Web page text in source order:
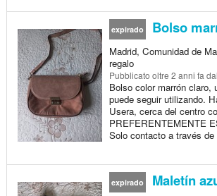
expirado Bolso
Madrid, Comunidad de
regalo
Pubblicato oltre 2 anni fa
Bolso color marrón claro,
puede seguir utilizando.
Usera, cerca del centro
PREFERENTEMENTE
Solo contacto a través de
expirado Maletín